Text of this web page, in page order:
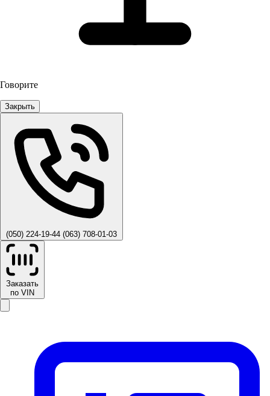
Говорите
Закрыть
(050) 224-19-44 (063) 708-01-03
Заказать
по VIN